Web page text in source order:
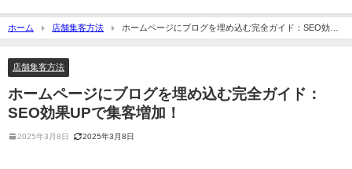
ホーム 店舗集客方法
ホームページにブログを埋め込む完全ガイド：SEO効果
UPで集客増加！
店舗集客方法
ホームページにブログを埋め込む完全ガイド：
SEO効果UPで集客増加！
2025年3月8日 2025年3月8日